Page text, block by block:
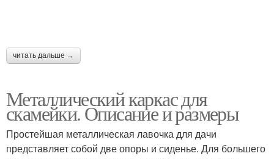
читать дальше →
Металлический каркас для
скамейки. Описание и размеры
Простейшая металлическая лавочка для дачи
представляет собой две опоры и сиденье. Для большего